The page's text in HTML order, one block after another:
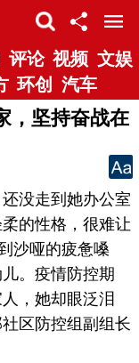
评论 视频 文娱
环创 汽车
，坚持奋战在
没走到她办公室
的性格，很难让
沙哑的疲惫嗓
。疫情防控期
，她却眼泛泪
区防控组副组长